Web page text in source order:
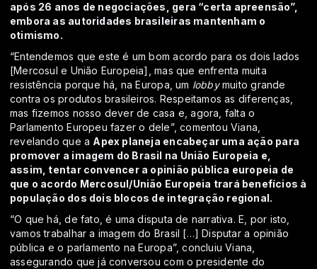
após 26 anos de negociações, gera “certa apreensão”,
embora as autoridades brasileiras mantenham o
otimismo.
“Entendemos que este é um bom acordo para os dois lados
[Mercosul e União Europeia], mas que enfrenta muita
resistência porque há, na Europa, um lobbymuito grande
contra os produtos brasileiros. Respeitamos as diferenças,
mas fizemos nosso dever de casa e, agora, falta o
Parlamento Europeu fazer o dele”, comentou Viana,
revelando que a Apex planeja encabeçar uma ação para
promover a imagem do Brasil na União Europeia e,
assim, tentar convencer a opinião pública europeia de
que o acordo Mercosul/União Europeia trará benefícios à
população dos dois blocos de integração regional.
“O que há, de fato, é uma disputa de narrativa. E, por isto,
vamos trabalhar a imagem do Brasil […] Disputar a opinião
pública e o parlamento na Europa”, concluiu Viana,
assegurando que já conversou com o presidente do